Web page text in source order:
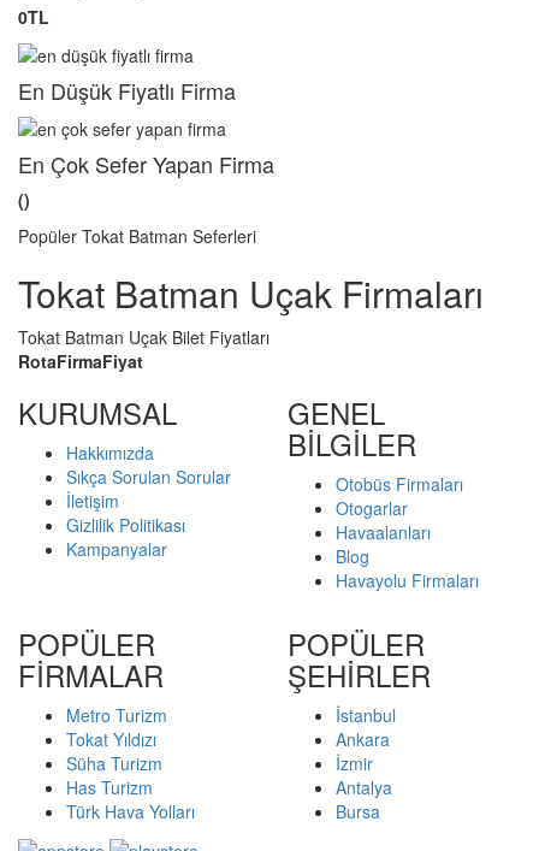
0TL
En Düşük Fiyatlı Firma
En Çok Sefer Yapan Firma
()
Popüler Tokat Batman Seferleri
Tokat Batman Uçak Firmaları
Tokat Batman Uçak Bilet Fiyatları
RotaFirmaFiyat
KURUMSAL
Hakkımızda
Sıkça Sorulan Sorular
İletişim
Gizlilik Politikası
Kampanyalar
GENEL
BİLGİLER
Otobüs Firmaları
Otogarlar
Havaalanları
Blog
Havayolu Firmaları
POPÜLER
FİRMALAR
Metro Turizm
Tokat Yıldızı
Süha Turizm
Has Turizm
Türk Hava Yolları
POPÜLER
ŞEHİRLER
İstanbul
Ankara
İzmir
Antalya
Bursa